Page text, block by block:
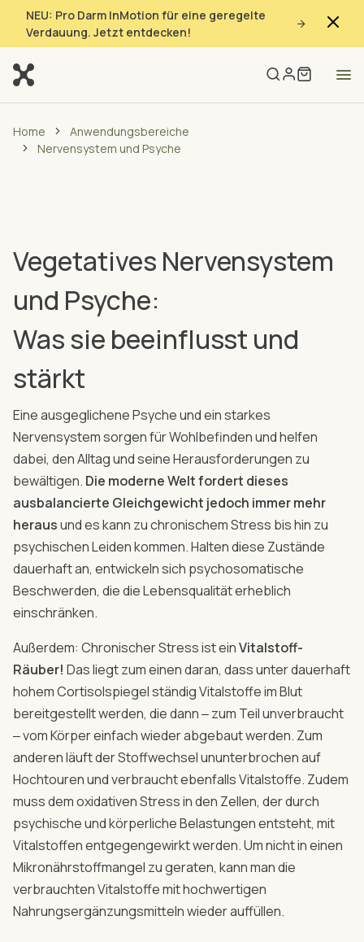
NEU: Pro Darm InMotion für eine geregelte
Verdauung. Jetzt entdecken!
Home
Anwendungsbereiche
Nervensystem und Psyche
Vegetatives Nervensystem
und Psyche:
Was sie beeinflusst und
stärkt
Eine ausgeglichene Psyche und ein starkes
Nervensystem sorgen für Wohlbefinden und helfen
dabei, den Alltag und seine Herausforderungen zu
bewältigen. Die moderne Welt fordert dieses
ausbalancierte Gleichgewicht jedoch immer mehr
herausund es kann zu chronischem Stress bis hin zu
psychischen Leiden kommen. Halten diese Zustände
dauerhaft an, entwickeln sich psychosomatische
Beschwerden, die die Lebensqualität erheblich
einschränken.
Außerdem: Chronischer Stress ist einVitalstoff-
Räuber! Das liegt zum einen daran, dass unter dauerhaft
hohem Cortisolspiegel ständig Vitalstoffe im Blut
bereitgestellt werden, die dann ‒ zum Teil unverbraucht
‒ vom Körper einfach wieder abgebaut werden. Zum
anderen läuft der Stoffwechsel ununterbrochen auf
Hochtouren und verbraucht ebenfalls Vitalstoffe. Zudem
muss dem oxidativen Stress in den Zellen, der durch
psychische und körperliche Belastungen entsteht, mit
Vitalstoffen entgegengewirkt werden. Um nicht in einen
Mikronährstoffmangel zu geraten, kann man die
verbrauchten Vitalstoffe mit hochwertigen
Nahrungsergänzungsmitteln wieder auffüllen.